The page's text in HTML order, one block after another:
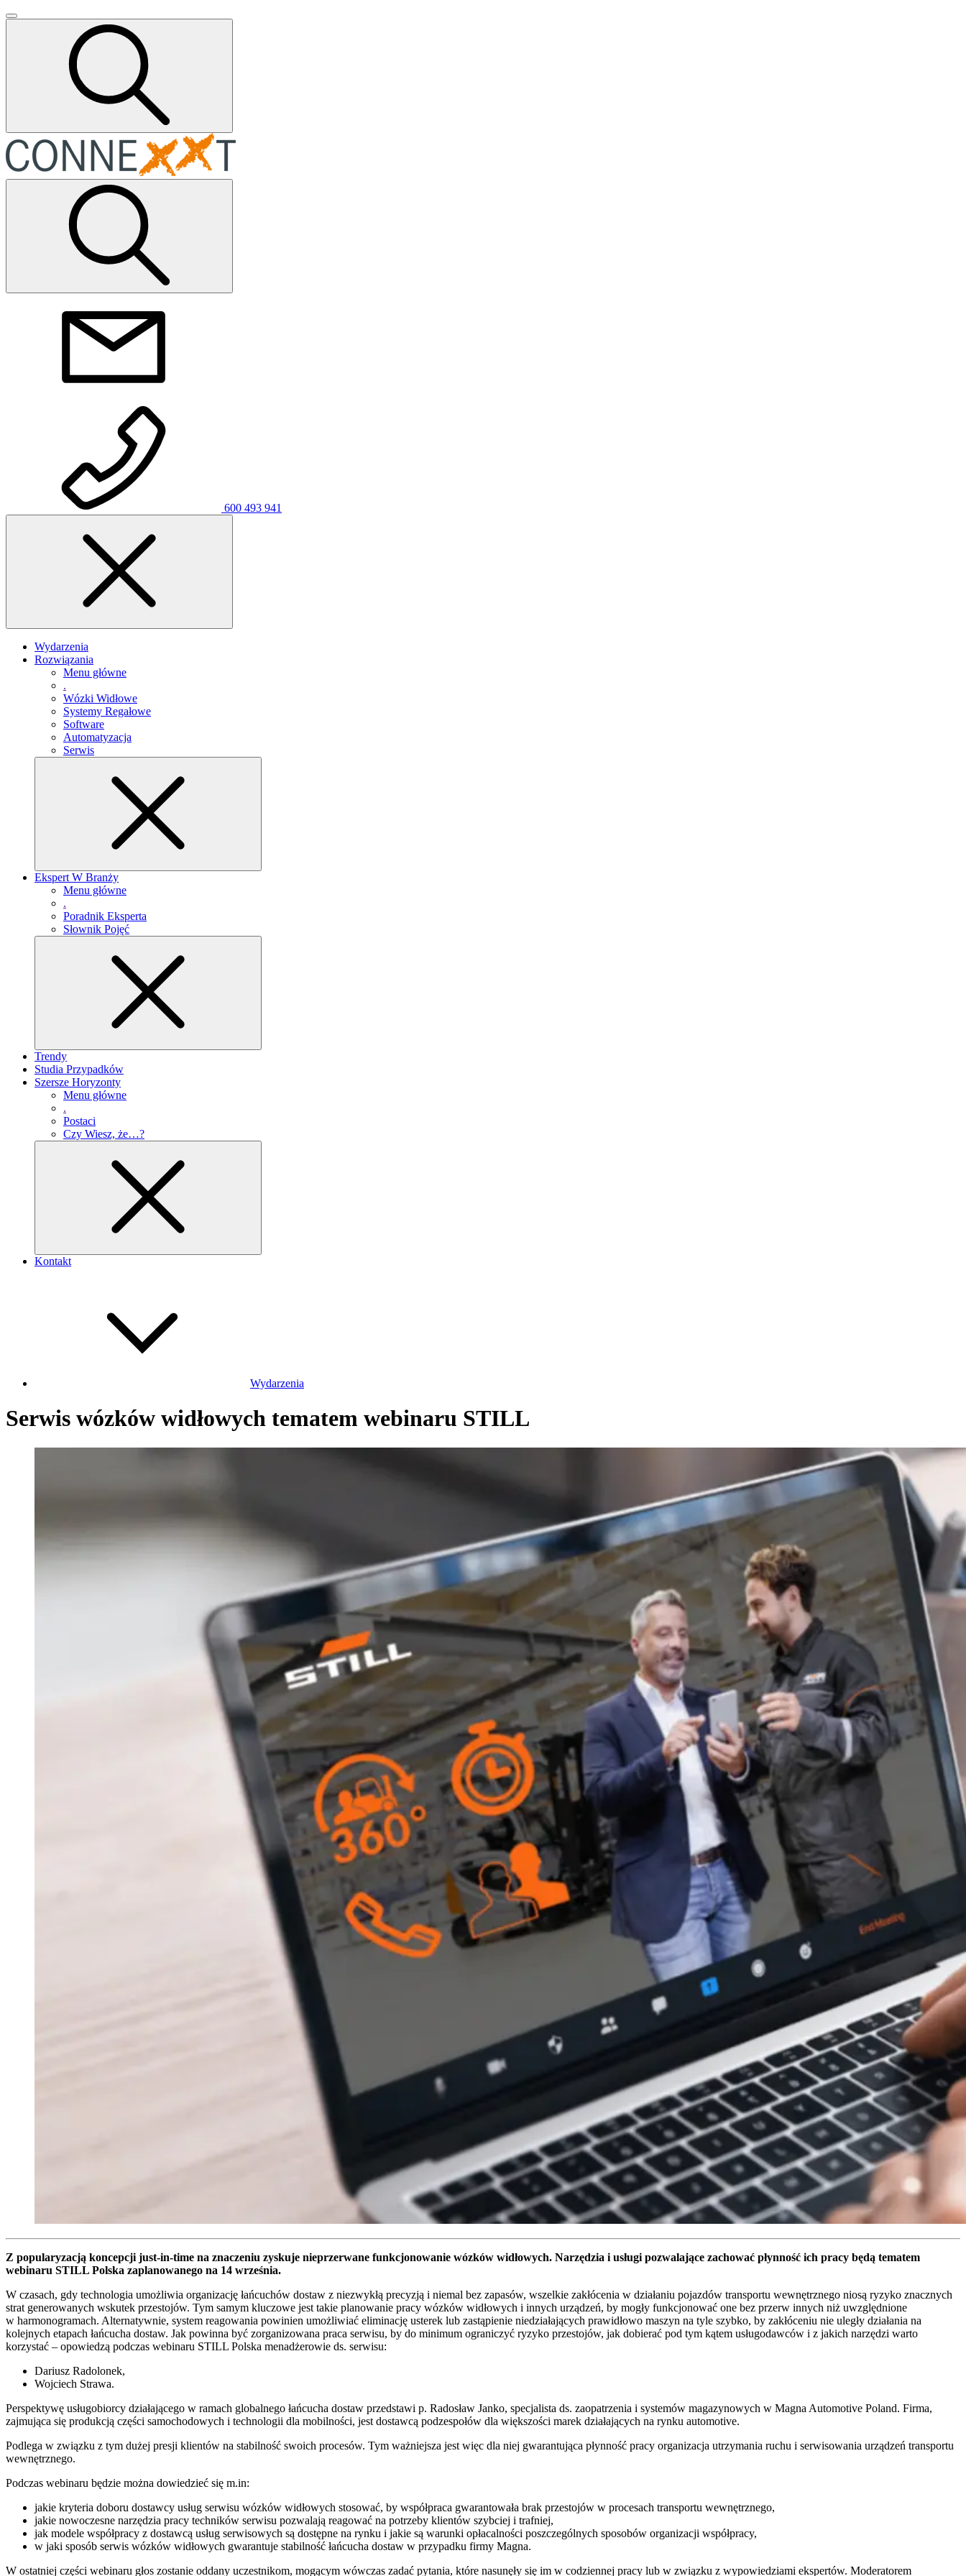
600 493 941
Wydarzenia
Rozwiązania
Menu główne
.
Wózki Widłowe
Systemy Regałowe
Software
Automatyzacja
Serwis
Ekspert W Branży
Menu główne
.
Poradnik Eksperta
Słownik Pojęć
Trendy
Studia Przypadków
Szersze Horyzonty
Menu główne
.
Postaci
Czy Wiesz, że…?
Kontakt
Wydarzenia
Serwis wózków widłowych tematem webinaru STILL
Z popularyzacją koncepcji just-in-time na znaczeniu zyskuje nieprzerwane funkcjonowanie wózków widłowych. Narzędzia i usługi pozwalające zachować płynność ich pracy będą tematem
webinaru STILL Polska zaplanowanego na 14 września.
W czasach, gdy technologia umożliwia organizację łańcuchów dostaw z niezwykłą precyzją i niemal bez zapasów, wszelkie zakłócenia w działaniu pojazdów transportu wewnętrznego niosą ryzyko znacznych
strat generowanych wskutek przestojów. Tym samym kluczowe jest takie planowanie pracy wózków widłowych i innych urządzeń, by mogły funkcjonować one bez przerw innych niż uwzględnione
w harmonogramach. Alternatywnie, system reagowania powinien umożliwiać eliminację usterek lub zastąpienie niedziałających prawidłowo maszyn na tyle szybko, by zakłóceniu nie uległy działania na
kolejnych etapach łańcucha dostaw. Jak powinna być zorganizowana praca serwisu, by do minimum ograniczyć ryzyko przestojów, jak dobierać pod tym kątem usługodawców i z jakich narzędzi warto
korzystać – opowiedzą podczas webinaru STILL Polska menadżerowie ds. serwisu:
Dariusz Radolonek,
Wojciech Strawa.
Perspektywę usługobiorcy działającego w ramach globalnego łańcucha dostaw przedstawi p. Radosław Janko, specjalista ds. zaopatrzenia i systemów magazynowych w Magna Automotive Poland. Firma,
zajmująca się produkcją części samochodowych i technologii dla mobilności, jest dostawcą podzespołów dla większości marek działających na rynku automotive.
Podlega w związku z tym dużej presji klientów na stabilność swoich procesów. Tym ważniejsza jest więc dla niej gwarantująca płynność pracy organizacja utrzymania ruchu i serwisowania urządzeń transportu
wewnętrznego.
Podczas webinaru będzie można dowiedzieć się m.in:
jakie kryteria doboru dostawcy usług serwisu wózków widłowych stosować, by współpraca gwarantowała brak przestojów w procesach transportu wewnętrznego,
jakie nowoczesne narzędzia pracy techników serwisu pozwalają reagować na potrzeby klientów szybciej i trafniej,
jak modele współpracy z dostawcą usług serwisowych są dostępne na rynku i jakie są warunki opłacalności poszczególnych sposobów organizacji współpracy,
w jaki sposób serwis wózków widłowych gwarantuje stabilność łańcucha dostaw w przypadku firmy Magna.
W ostatniej części webinaru głos zostanie oddany uczestnikom, mogącym wówczas zadać pytania, które nasunęły się im w codziennej pracy lub w związku z wypowiedziami ekspertów. Moderatorem